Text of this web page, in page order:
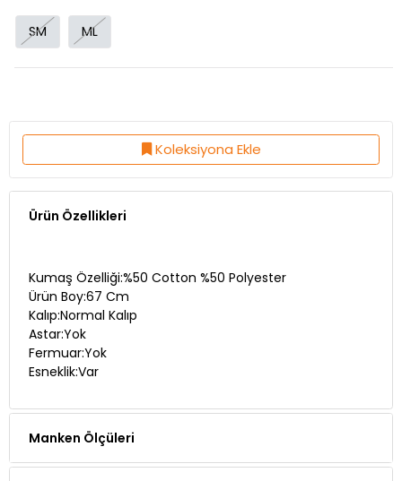
SM ML
Koleksiyona Ekle
Ürün Özellikleri
Kumaş Özelliği:%50 Cotton %50 Polyester
Ürün Boy:67 Cm
Kalıp:Normal Kalıp
Astar:Yok
Fermuar:Yok
Esneklik:Var
Manken Ölçüleri